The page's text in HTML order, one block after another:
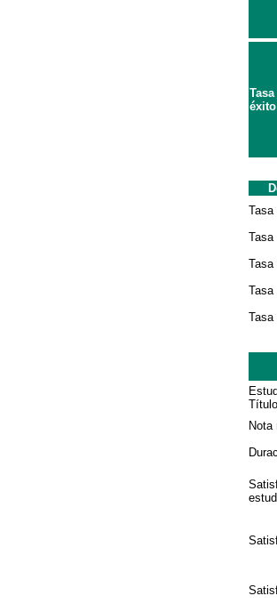
éxito
Tasa
Tasa
Tasa
Tasa
Tasa
Título
Nota